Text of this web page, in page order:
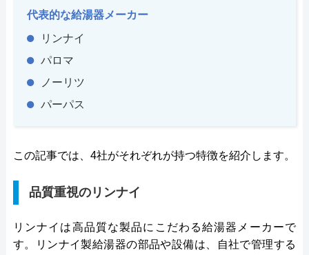
代表的な給湯器メーカー
リンナイ
パロマ
ノーリツ
パーパス
この記事では、4社がそれぞれが持つ特徴を紹介します。
品質重視のリンナイ
リンナイは高品質な製品にこだわる給湯器メーカーで
す。リンナイ製給湯器の部品や設備は、自社で管理する